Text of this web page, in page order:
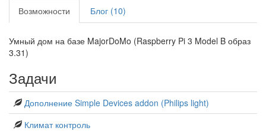
Возможности Блог (10)
Умный дом на базе MajorDoMo (Raspberry Pi 3 Model B образ
3.31)
Задачи
Дополнение Simple Devices addon (Philips light)
Климат контроль